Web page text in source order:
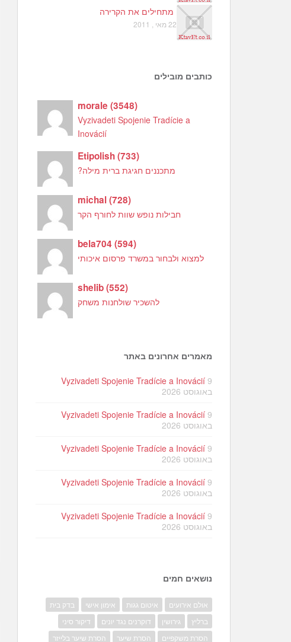
מתחילים את הקרירה
22 מאי , 2011
כותבים מובילים
morale(3548)
Vyzivadeti Spojenie Tradície a
Inovácií
Etipolish(733)
מתכננים חגיגת ברית מילה?
michal(728)
חבילות נופש שוות לחורף הקר
bela704(594)
למצוא ולבחור במשרד פרסום איכותי
shelib(552)
להשכיר שולחנות משחק
מאמרים אחרונים באתר
Vyzivadeti Spojenie Tradície a Inovácií 9
באוגוסט 2026
Vyzivadeti Spojenie Tradície a Inovácií 9
באוגוסט 2026
Vyzivadeti Spojenie Tradície a Inovácií 9
באוגוסט 2026
Vyzivadeti Spojenie Tradície a Inovácií 9
באוגוסט 2026
Vyzivadeti Spojenie Tradície a Inovácií 9
באוגוסט 2026
נושאים חמים
אולם אירועים איטום גגות אימון אישי
בדק בית
ברליץ
גירושין דוקרנים נגד יונים
דיקור סיני
הסרת משקפיים
הסרת שיער
הסרת שיער בלייזר